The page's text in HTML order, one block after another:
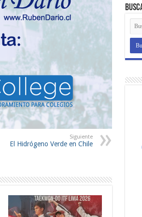
Siguiente
El Hidrógeno Verde en Chile